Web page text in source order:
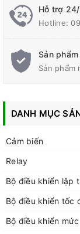
Hỗ trợ
Hotline:
Sản
Sản phẩm
DANH MỤC
Cảm biến
Relay
Bộ điều khiển lập
Bộ điều khiển tốc
Bộ điều khiển mức